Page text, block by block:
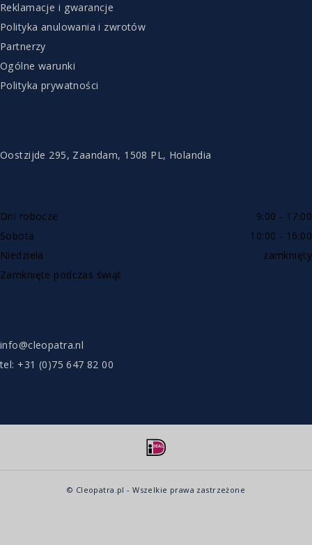
Reklamacje i gwarancje
Polityka anulowania i zwrotów
Partnerzy
Ogólne warunki
Polityka prywatności
Oostzijde 295, Zaandam, 1508 PL, Holandia
Dni robocze
9:00 - 17:00
Sobota
10:00 - 16:00
Niedziela
zamknięty
Zamknięte podczas świąt
info@cleopatra.nl
tel: +31 (0)75 647 82 00
© Cleopatra.pl - Wszelkie prawa zastrzeżone